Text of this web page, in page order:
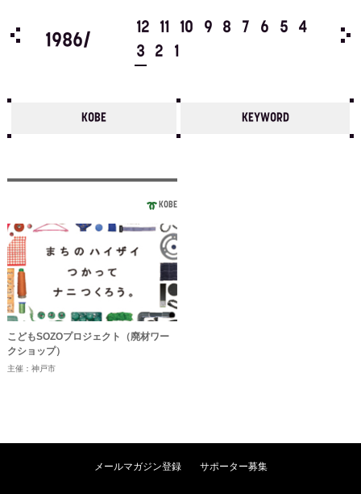
4
1986/
12 11 10 9 8 7 6 5
4
3
2 1
KOBE KEYWORD
KOBE
こどもSOZOプロジェクト（廃材ワー
クショップ）
主催：神戸市
メールマガジン登録 サポーター募集